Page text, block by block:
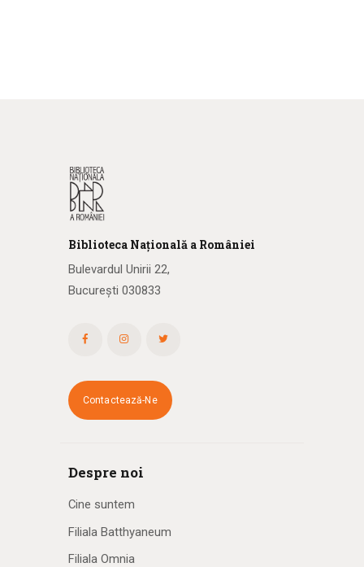
Biblioteca Națională a României
Bulevardul Unirii 22,
București 030833
Contactează-Ne
Despre noi
Cine suntem
Filiala Batthyaneum
Filiala Omnia